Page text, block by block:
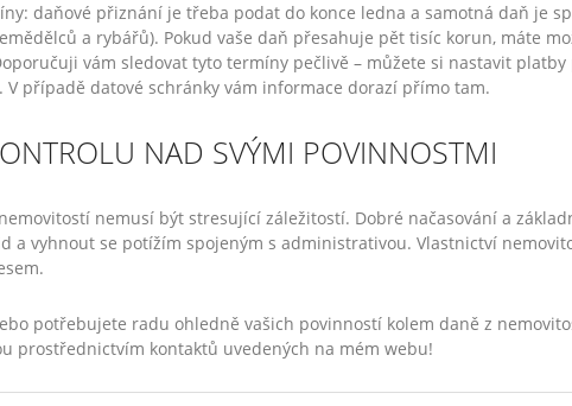
daňové přiznání je třeba podat do konce ledna a samotná daň je
a rybářů). Pokud vaše daň přesahuje pět tisíc korun, máte
vám sledovat tyto termíny pečlivě – můžete si nastavit platby
případě datové schránky vám informace dorazí přímo tam.
NAD SVÝMI POVINNOSTMI
nemusí být stresující záležitostí. Dobré načasování a
a vyhnout se potížím spojeným s administrativou. Vlastnictví
potřebujete radu ohledně vašich povinností kolem daně z
prostřednictvím kontaktů uvedených na mém webu!